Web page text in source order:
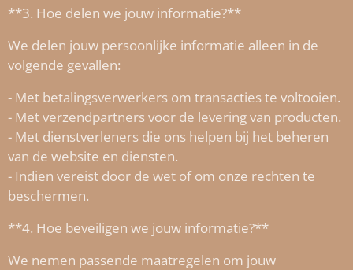
**3. Hoe delen we jouw informatie?**
We delen jouw persoonlijke informatie alleen in de
volgende gevallen:
- Met betalingsverwerkers om transacties te voltooien.
- Met verzendpartners voor de levering van producten.
- Met dienstverleners die ons helpen bij het beheren
van de website en diensten.
- Indien vereist door de wet of om onze rechten te
beschermen.
**4. Hoe beveiligen we jouw informatie?**
We nemen passende maatregelen om jouw